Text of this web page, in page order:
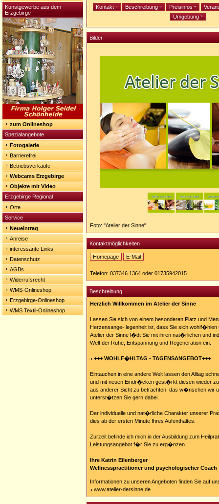
Kunstgewerbe aus dem
Erzgebirge
zum Onlineshop
Spezialangebote
Fotogalerie
Barrierefrei
Betriebsverkäufe
Webcams Erzgebirge
Objekte mit Video
Erzgebirge Regional
Orte
Service
Neueintrag
Anreise
interessante Links
Datenschutz
AGBs
Widerrufsrecht
WMS-Onlineshop
Erzgebirge-Onlineshop
WMS Textil-Onlineshop
Kontakt Beschreibung Preisinfos
Umgebung
Bilder
Foto: "Atelier der Sinne"
Kontaktmöglichkeiten
Homepage
http://www.atelier-
dersinne.de
E-Mail
Telefon: 037346 1364 oder 01735942015
Beschreibung
Herzlich Willkommen im Atelier der Sinne
Lassen Sie sich von einem besonderen Platz und
Herzensange- legenheit ist, dass Sie sich wohlf�hlen
Atelier der Sinne l�dt Sie mit ihren nat�rlichen und
Welt der Ruhe, Entspannung und Regeneration ein.
+++ WOHLF�HLTAG - TAGENSANGEBOT+++
Eintauchen in eine andere Welt lassen den Alltag
und mit neuen Eindr�cken gest�rkt diesen wieder zu
aus anderer Sicht zu betrachten, das w�nschen wir
unterst�tzen Sie gern dabei.
Der individuelle und nat�rliche Charakter unserer
dies ab der ersten Minute Ihres Aufenthaltes.
Zurzeit befinde ich mich in der Ausbildung zum
Leistungsangebot f�r Sie zu erg�nzen.
Ihre Katrin Eilenberger
Wellnesspractitioner und psychologischer Coach
Informationen zu unseren Angeboten finden Sie auf
www.atelier-dersinne.de